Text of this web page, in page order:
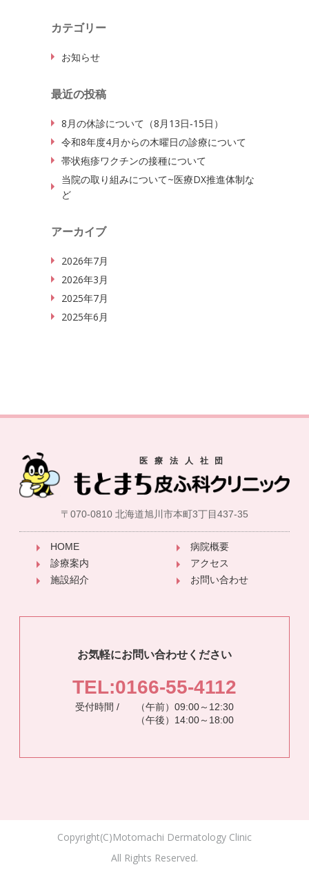
カテゴリー
お知らせ
最近の投稿
8月の休診について（8月13日‐15日）
令和8年度4月からの木曜日の診療について
帯状疱疹ワクチンの接種について
当院の取り組みについて~医療DX推進体制な
ど
アーカイブ
2026年7月
2026年3月
2025年7月
2025年6月
〒070-0810 北海道旭川市本町3丁目437-35
HOME
診療案内
施設紹介
病院概要
アクセス
お問い合わせ
お気軽にお問い合わせください
TEL:0166-55-4112
受付時間 /
（午前）09:00～12:30
（午後）14:00～18:00
Copyright(C)Motomachi Dermatology Clinic
All Rights Reserved.